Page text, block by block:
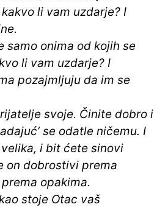
li vam uzdarje? I
samo onima od kojih se
li vam uzdarje? I
pozajmljuju da im se
svoje. Činite dobro i
se odatle ničemu. I
i bit ćete sinovi
on dobrostivi prema
opakima.
stoje Otac vaš